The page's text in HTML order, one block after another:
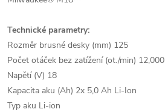
Technické parametry:
Rozměr brusné desky (mm) 125
Počet otáček bez zatížení (ot./min) 12,000
Napětí (V) 18
Kapacita aku (Ah) 2x 5,0 Ah Li-Ion
Typ aku Li-ion